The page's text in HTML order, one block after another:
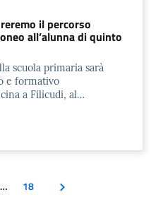
il percorso
all’alunna di quinto
scuola primaria sarà
e formativo
a Filicudi, al…
… 18